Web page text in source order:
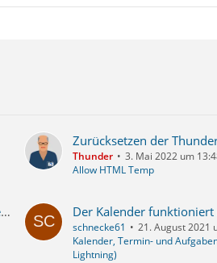
Thunder
3. Mai 2022 um
Allow HTML Temp
Thunderbird verlangt Passwort für nicht mehr existierende Adresse beim anklicken eines "mailto:"-Links Der Kalender
schnecke61
21. August 2021
Kalender, Termin- und
Lightning)